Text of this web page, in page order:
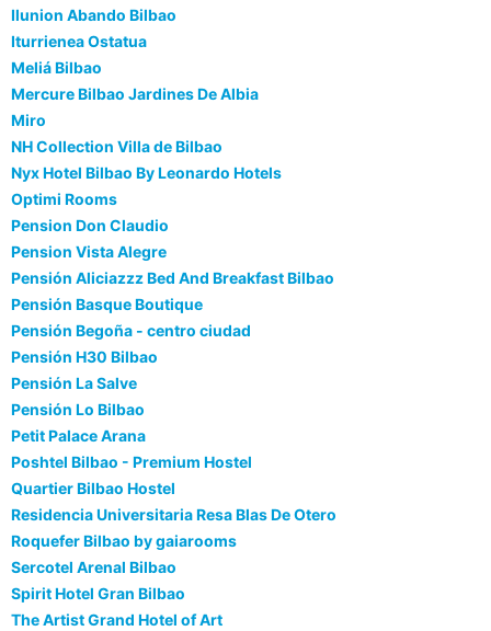
Ilunion Abando Bilbao
Iturrienea Ostatua
Meliá Bilbao
Mercure Bilbao Jardines De Albia
Miro
NH Collection Villa de Bilbao
Nyx Hotel Bilbao By Leonardo Hotels
Optimi Rooms
Pension Don Claudio
Pension Vista Alegre
Pensión Aliciazzz Bed And Breakfast Bilbao
Pensión Basque Boutique
Pensión Begoña - centro ciudad
Pensión H30 Bilbao
Pensión La Salve
Pensión Lo Bilbao
Petit Palace Arana
Poshtel Bilbao - Premium Hostel
Quartier Bilbao Hostel
Residencia Universitaria Resa Blas De Otero
Roquefer Bilbao by gaiarooms
Sercotel Arenal Bilbao
Spirit Hotel Gran Bilbao
The Artist Grand Hotel of Art